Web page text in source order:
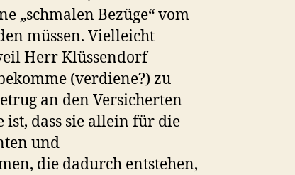
„schmalen Bezüge“ vom
müssen. Vielleicht
Herr Klüssendorf
(verdiene?) zu
an den Versicherten
ist, dass sie allein für die
und
die dadurch entstehen,